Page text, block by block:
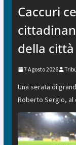
Caccuri
della
7 Agosto 2026
Una serata di
Roberto Sergio, al